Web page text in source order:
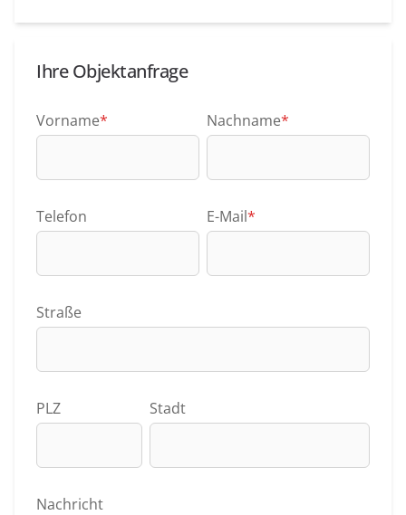
Ihre Objektanfrage
Vorname* Nachname*
Telefon E-Mail*
Straße
PLZ Stadt
Nachricht